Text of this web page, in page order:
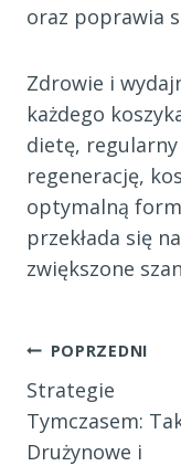
oraz poprawia
Zdrowie i
każdego
dietę,
regenerację,
optymalną
przekłada się
zwiększone
Nawigacja
wpisu
POPRZEDNI
Strategie
Tymczasem:
Drużynowe i